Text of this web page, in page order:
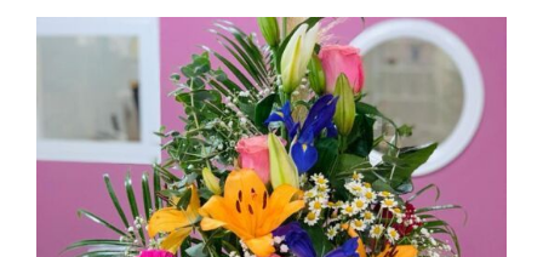
AÑADIR AL CARRITO
/